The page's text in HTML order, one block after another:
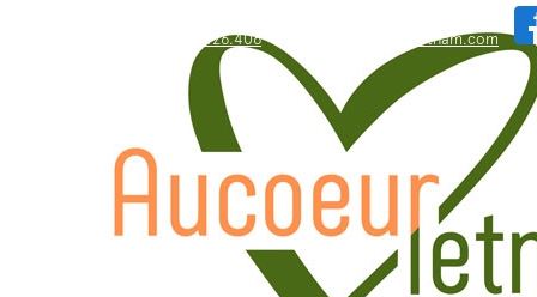
WhatsApp: +84.909.426.406 bonjour@aucoeurvietnam.com